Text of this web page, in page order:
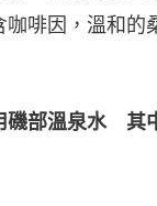
啡因，溫和的
部溫泉水　其